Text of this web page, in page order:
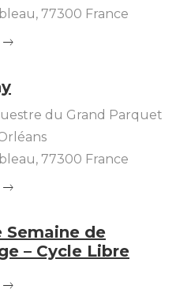
, 77300 France
du Grand Parquet
, 77300 France
Semaine de
– Cycle Libre